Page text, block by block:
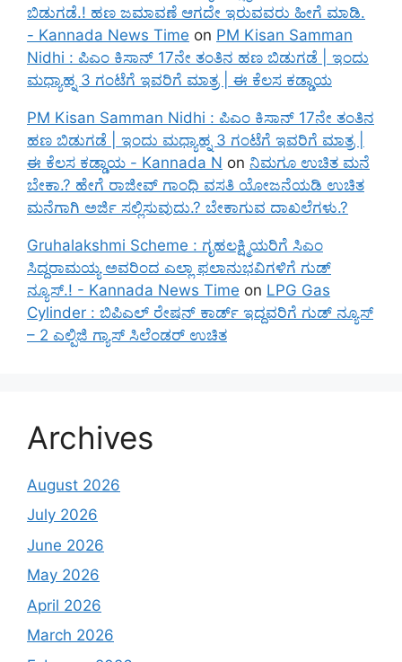
ಬಿಡುಗಡೆ.! ಹಣ ಜಮಾವಣೆ ಆಗದೇ ಇರುವವರು ಹೀಗೆ ಮಾಡಿ.
- Kannada News Time on PM Kisan Samman
Nidhi : ಪಿಎಂ ಕಿಸಾನ್ 17ನೇ ತಂತಿನ ಹಣ ಬಿಡುಗಡೆ | ಇಂದು
ಮಧ್ಯಾಹ್ನ 3 ಗಂಟೆಗೆ ಇವರಿಗೆ ಮಾತ್ರ | ಈ ಕೆಲಸ ಕಡ್ಡಾಯ
PM Kisan Samman Nidhi : ಪಿಎಂ ಕಿಸಾನ್ 17ನೇ ತಂತಿನ
ಹಣ ಬಿಡುಗಡೆ | ಇಂದು ಮಧ್ಯಾಹ್ನ 3 ಗಂಟೆಗೆ ಇವರಿಗೆ ಮಾತ್ರ |
ಈ ಕೆಲಸ ಕಡ್ಡಾಯ - Kannada N on ನಿಮಗೂ ಉಚಿತ ಮನೆ
ಬೇಕಾ.? ಹೇಗೆ ರಾಜೀವ್ ಗಾಂಧಿ ವಸತಿ ಯೋಜನೆಯಡಿ ಉಚಿತ
ಮನೆಗಾಗಿ ಅರ್ಜಿ ಸಲ್ಲಿಸುವುದು.? ಬೇಕಾಗುವ ದಾಖಲೆಗಳು.?
Gruhalakshmi Scheme : ಗೃಹಲಕ್ಷ್ಮಿಯರಿಗೆ ಸಿಎಂ
ಸಿದ್ದರಾಮಯ್ಯ ಅವರಿಂದ ಎಲ್ಲಾ ಫಲಾನುಭವಿಗಳಿಗೆ ಗುಡ್
ನ್ಯೂಸ್.! - Kannada News Time on LPG Gas
Cylinder : ಬಿಪಿಎಲ್ ರೇಷನ್ ಕಾರ್ಡ್ ಇದ್ದವರಿಗೆ ಗುಡ್ ನ್ಯೂಸ್
– 2 ಎಲ್ಪಿಜಿ ಗ್ಯಾಸ್ ಸಿಲೆಂಡರ್ ಉಚಿತ
Archives
August 2026
July 2026
June 2026
May 2026
April 2026
March 2026